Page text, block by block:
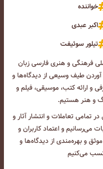
خواننده
اکبر عبدی
تیلور سوئیفت
فرهنگی و هنری فارسی زبان
طیف وسیعی از دیدگاه‌ها و
و ارائه کتب، موسیقی، فیلم و
و هنر هستیم.
تمامی تعاملات و انتشار آثار و
می‌رسانیم و اعتماد کاربران و
و بهره‌مندی از دیدگاه‌ها و
می‌کنیم